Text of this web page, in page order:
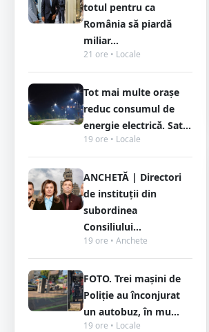
totul pentru ca
România să piardă
miliar...
21 ore • Locale
Tot mai multe orașe
reduc consumul de
energie electrică. Sat...
19 ore • Locale
ANCHETĂ | Directori
de instituții din
subordinea
Consiliului...
19 ore • Anchete
FOTO. Trei mașini de
Poliție au înconjurat
un autobuz, în mu...
19 ore • Locale